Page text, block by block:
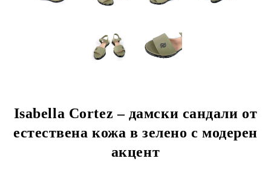
Isabella Cortez – дамски сандали от
естествена кожа в зелено с модерен
акцент